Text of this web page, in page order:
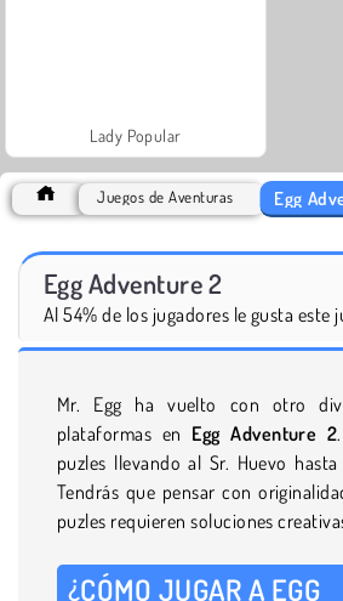
Lady Popular
Juegos de Aventuras Egg
Egg Adventure 2
Al 54% de los jugadores le gusta este
Mr. Egg ha vuelto con otro
plataformas en Egg Adventure 2
puzles llevando al Sr. Huevo
Tendrás que pensar con
puzles requieren soluciones
¿CÓMO JUGAR A EGG